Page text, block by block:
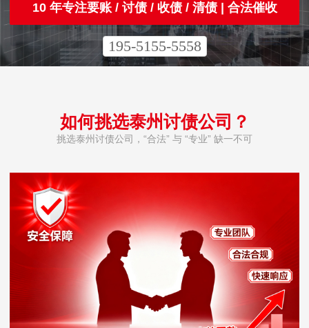
10 年专注要账 / 讨债 / 收债 / 清债 | 合法催收
195-5155-5558
如何挑选泰州讨债公司？
挑选泰州讨债公司，“合法” 与 “专业” 缺一不可